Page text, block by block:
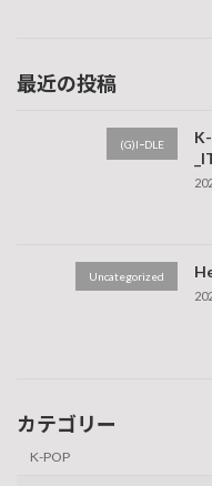
最近の投稿
(G)IｰDLE
Uncategorized
カテゴリー
K-POP